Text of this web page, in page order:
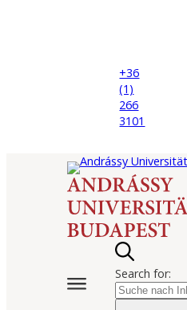
+36
(1)
266
3101
Search for: